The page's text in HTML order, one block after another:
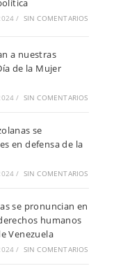
/ SIN COMENTARIOS
a nuestras
de la Mujer
/ SIN COMENTARIOS
se
en defensa de la
/ SIN COMENTARIOS
se pronuncian en
humanos
Venezuela
/ SIN COMENTARIOS